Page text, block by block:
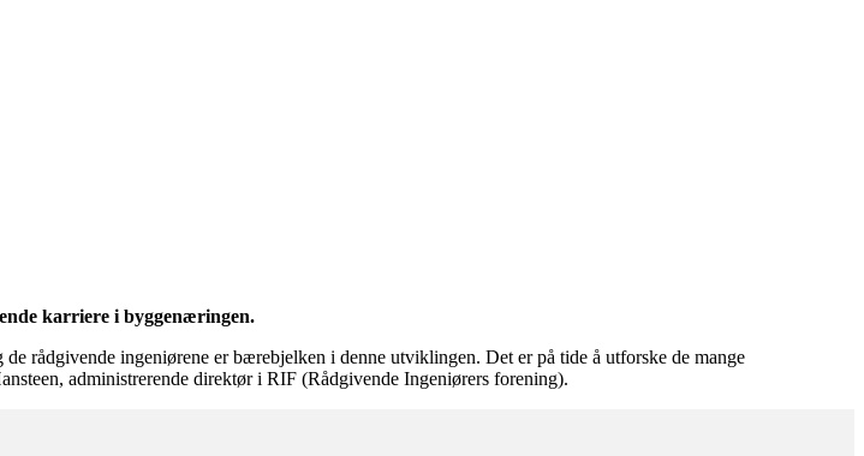
karriere i byggenæringen.
rådgivende ingeniørene er bærebjelken i denne utviklingen. Det er på tide å utforske de mange
administrerende direktør i RIF (Rådgivende Ingeniørers forening).